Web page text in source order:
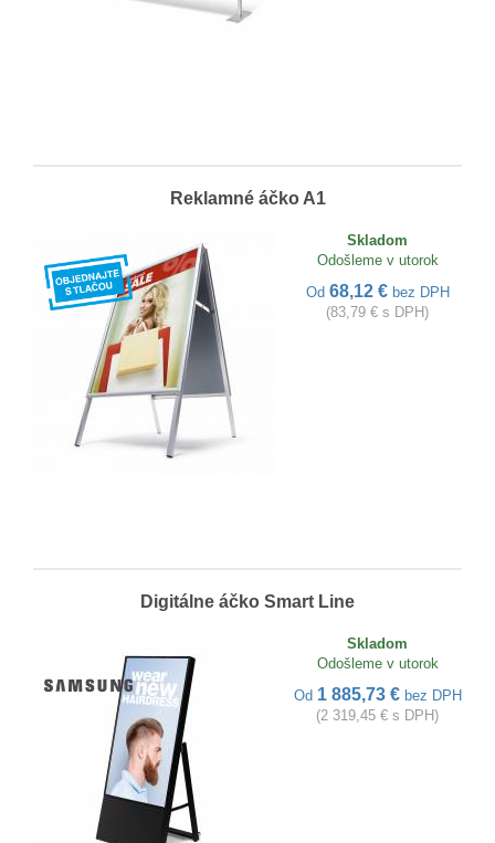
Reklamné áčko A1
Skladom
Odošleme v utorok
Od 68,12 € bez DPH
(83,79 € s DPH)
Digitálne áčko Smart Line
Skladom
Odošleme v utorok
Od 1 885,73 € bez DPH
(2 319,45 € s DPH)